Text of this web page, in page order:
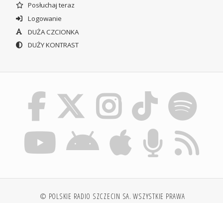
Posłuchaj teraz
Logowanie
DUŻA CZCIONKA
DUŻY KONTRAST
© POLSKIE RADIO SZCZECIN SA. WSZYSTKIE PRAWA